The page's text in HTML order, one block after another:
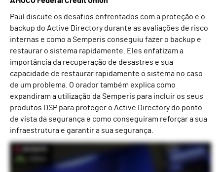
Paul discute os desafios enfrentados com a proteção e o
backup do Active Directory durante as avaliações de risco
internas e como a Semperis conseguiu fazer o backup e
restaurar o sistema rapidamente. Eles enfatizam a
importância da recuperação de desastres e sua
capacidade de restaurar rapidamente o sistema no caso
de um problema. O orador também explica como
expandiram a utilização da Semperis para incluir os seus
produtos DSP para proteger o Active Directory do ponto
de vista da segurança e como conseguiram reforçar a sua
infraestrutura e garantir a sua segurança.
Orador: Paul Ladd, VP de Sistemas de Informação e Tecnologia, AMOCO Federal Credit Union Alguns dos desafios comerciais que enfrentamos e as razões pelas quais compramos a